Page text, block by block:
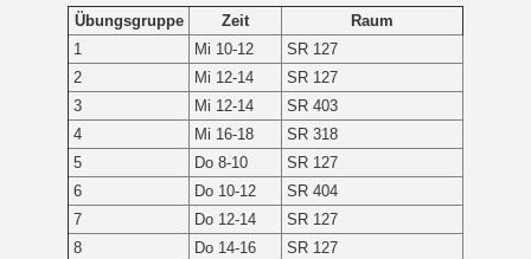
Übungsgruppe Zeit
Raum
1
Mi 10-12
SR 127
2
Mi 12-14
SR 127
3
Mi 12-14
SR 403
4
Mi 16-18
SR 318
5
Do 8-10
SR 127
6
Do 10-12
SR 404
7
Do 12-14
SR 127
8
Do 14-16
SR 127